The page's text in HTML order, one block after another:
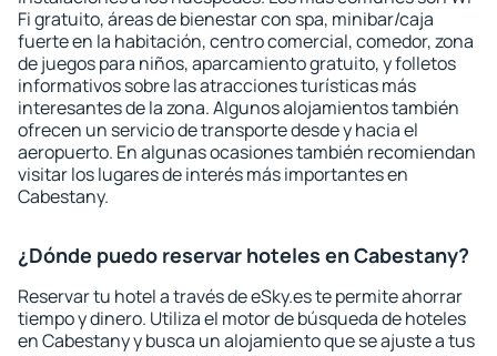
Fi gratuito, áreas de bienestar con spa, minibar/caja
fuerte en la habitación, centro comercial, comedor, zona
de juegos para niños, aparcamiento gratuito, y folletos
informativos sobre las atracciones turísticas más
interesantes de la zona. Algunos alojamientos también
ofrecen un servicio de transporte desde y hacia el
aeropuerto. En algunas ocasiones también recomiendan
visitar los lugares de interés más importantes en
Cabestany.
¿Dónde puedo reservar hoteles en Cabestany?
Reservar tu hotel a través de eSky.es te permite ahorrar
tiempo y dinero. Utiliza el motor de búsqueda de hoteles
en Cabestany y busca un alojamiento que se ajuste a tus